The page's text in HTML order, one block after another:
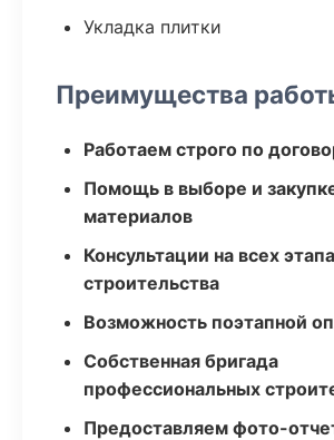
Укладка плитки
Преимущества
Работаем строго по
Помощь в выборе и
материалов
Консультации на всех
строительства
Возможность поэтапной
Собственная бригада
профессиональных
Предоставляем фото-